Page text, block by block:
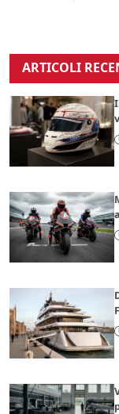
ARTICOLI